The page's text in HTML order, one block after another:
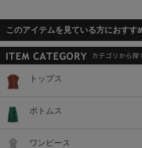
このアイテムを見ている方におすす
トップス
ボトムス
ワンピース